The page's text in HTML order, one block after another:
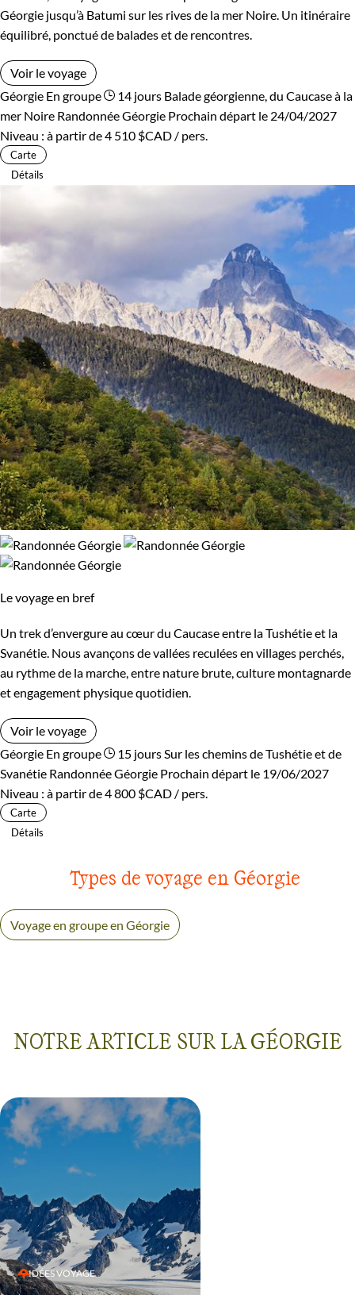
Géorgie jusqu’à Batumi sur les rives de la mer Noire. Un itinéraire
équilibré, ponctué de balades et de rencontres.
Voir le voyage
Géorgie En groupe 14 jours Balade géorgienne, du Caucase à la
mer Noire Randonnée Géorgie Prochain départ le 24/04/2027
Niveau : à partir de4 510 $CAD / pers.
Carte
Détails
Le voyage en bref
Un trek d’envergure au cœur du Caucase entre la Tushétie et la
Svanétie. Nous avançons de vallées reculées en villages perchés,
au rythme de la marche, entre nature brute, culture montagnarde
et engagement physique quotidien.
Voir le voyage
Géorgie En groupe 15 jours Sur les chemins de Tushétie et de
Svanétie Randonnée Géorgie Prochain départ le 19/06/2027
Niveau : à partir de4 800 $CAD / pers.
Carte
Détails
Types de voyage en Géorgie
Voyage en groupe en Géorgie
NOTRE ARTICLE SUR LA GÉORGIE
IDÉES VOYAGE